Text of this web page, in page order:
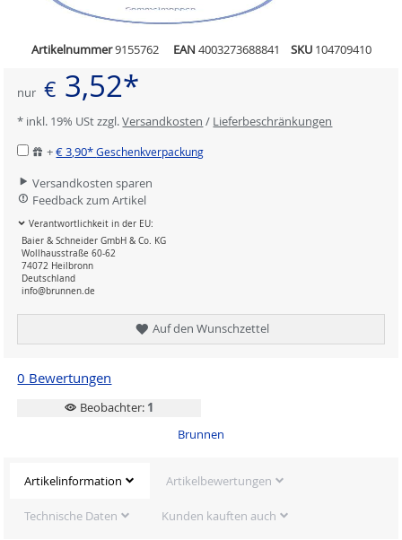
Artikelnummer9155762 EAN 4003273688841 SKU 104709410
nur € 3,52*
* inkl. 19% USt zzgl.Versandkosten / Lieferbeschränkungen
+€ 3,90*Geschenkverpackung
Versandkosten sparen
Feedback zum Artikel
Verantwortlichkeit in der EU:
Baier & Schneider GmbH & Co. KG
Wollhausstraße 60-62
74072 Heilbronn
Deutschland
info@brunnen.de
Auf den Wunschzettel
0 Bewertungen
Beobachter: 1
Brunnen
Artikelinformation Artikelbewertungen
Technische Daten Kunden kauften auch